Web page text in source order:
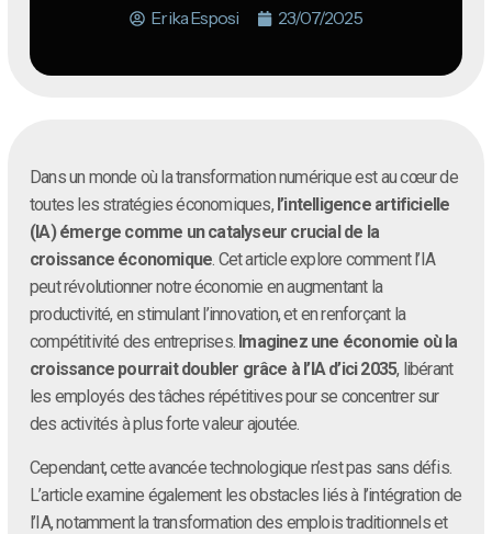
Erika Esposi 23/07/2025
Dans un monde où la transformation numérique est au cœur de
toutes les stratégies économiques, l’intelligence artificielle
(IA) émerge comme un catalyseur crucial de la
croissance économique. Cet article explore comment l’IA
peut révolutionner notre économie en augmentant la
productivité, en stimulant l’innovation, et en renforçant la
compétitivité des entreprises. Imaginez une économie où la
croissance pourrait doubler grâce à l’IA d’ici 2035, libérant
les employés des tâches répétitives pour se concentrer sur
des activités à plus forte valeur ajoutée.
Cependant, cette avancée technologique n’est pas sans défis.
L’article examine également les obstacles liés à l’intégration de
l’IA, notamment la transformation des emplois traditionnels et